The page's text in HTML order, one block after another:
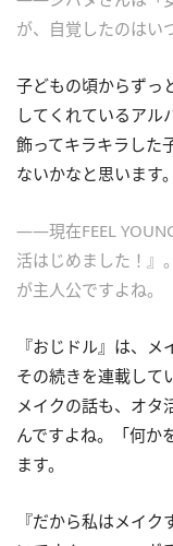
が、自覚したのはい
子どもの頃からずっ
してくれているアル
飾ってキラキラした
ないかなと思います。
——現在FEEL
活はじめました！』
が主人公ですよね。
『おじドル』は、
その続きを連載して
メイクの話も、オタ
んですよね。「何か
ます。
『だから私はメイ